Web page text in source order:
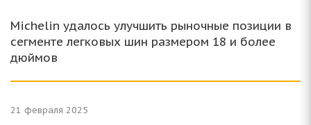
Michelin удалось улучшить рыночные позиции в
сегменте легковых шин размером 18 и более
дюймов
21 февраля 2025